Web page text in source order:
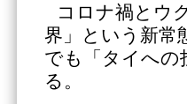
コロナ禍とウ
界」という新常
でも「タイへの
る。